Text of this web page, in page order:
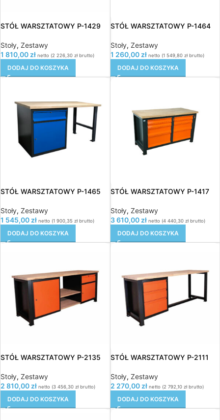
STÓŁ WARSZTATOWY P-1429
Stoły, Zestawy
1 810,00 zł netto (2 226,30 zł brutto)
DODAJ DO KOSZYKA
STÓŁ WARSZTATOWY P-1464
Stoły, Zestawy
1 260,00 zł netto (1 549,80 złbrutto)
DODAJ DO KOSZYKA
STÓŁ WARSZTATOWY P-1465
Stoły, Zestawy
1 545,00 zł netto (1 900,35 zł brutto)
DODAJ DO KOSZYKA
STÓŁ WARSZTATOWY P-1417
Stoły, Zestawy
3 610,00 zł netto (4 440,30 złbrutto)
DODAJ DO KOSZYKA
STÓŁ WARSZTATOWY P-2135
Stoły, Zestawy
2 810,00 zł netto (3 456,30 zł brutto)
DODAJ DO KOSZYKA
STÓŁ WARSZTATOWY P-2111
Stoły, Zestawy
2 270,00 zł netto (2 792,10 złbrutto)
DODAJ DO KOSZYKA